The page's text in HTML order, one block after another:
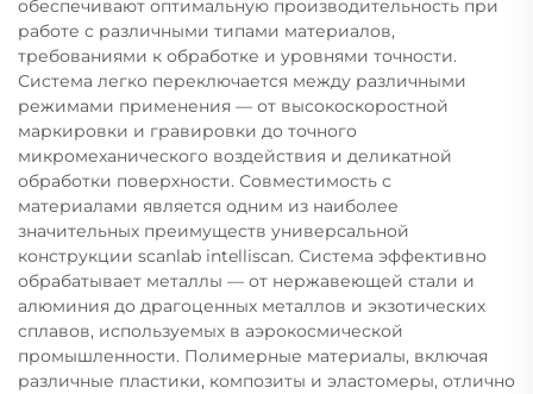
обеспечивают оптимальную производительность при
работе с различными типами материалов,
требованиями к обработке и уровнями точности.
Система легко переключается между различными
режимами применения — от высокоскоростной
маркировки и гравировки до точного
микромеханического воздействия и деликатной
обработки поверхности. Совместимость с
материалами является одним из наиболее
значительных преимуществ универсальной
конструкции scanlab intelliscan. Система эффективно
обрабатывает металлы — от нержавеющей стали и
алюминия до драгоценных металлов и экзотических
сплавов, используемых в аэрокосмической
промышленности. Полимерные материалы, включая
различные пластики, композиты и эластомеры, отлично